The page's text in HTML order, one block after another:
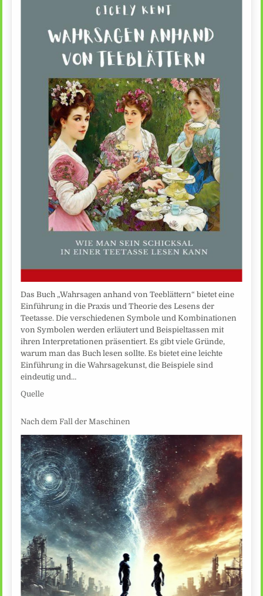
Das Buch „Wahrsagen anhand von Teeblättern“ bietet eine
Einführung in die Praxis und Theorie des Lesens der
Teetasse. Die verschiedenen Symbole und Kombinationen
von Symbolen werden erläutert und Beispieltassen mit
ihren Interpretationen präsentiert. Es gibt viele Gründe,
warum man das Buch lesen sollte. Es bietet eine leichte
Einführung in die Wahrsagekunst, die Beispiele sind
eindeutig und…
Quelle
Nach dem Fall der Maschinen